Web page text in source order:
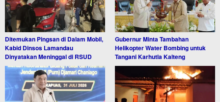
Ditemukan Pingsan di Dalam Mobil,
Kabid Dinsos Lamandau
Dinyatakan Meninggal di RSUD
Gubernur Minta Tambahan
Helikopter Water Bombing untuk
Tangani Karhutla Kalteng